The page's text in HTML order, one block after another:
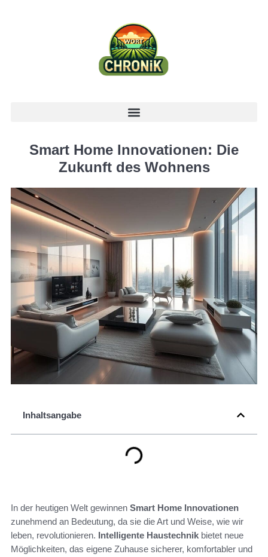
Smart Home Innovationen: Die
Zukunft des Wohnens
Inhaltsangabe
In der heutigen Welt gewinnen Smart Home Innovationen
zunehmend an Bedeutung, da sie die Art und Weise, wie wir
leben, revolutionieren. Intelligente Haustechnik bietet neue
Möglichkeiten, das eigene Zuhause sicherer, komfortabler und